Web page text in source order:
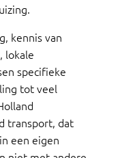
kennis van
lokale
specifieke
tot veel
transport, dat
een eigen